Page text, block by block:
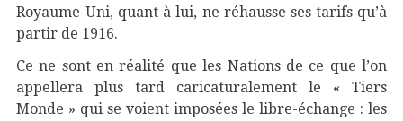
Royaume-Uni, quant à lui, ne réhausse ses tarifs qu’à
partir de 1916.
Ce ne sont en réalité que les Nations de ce que l’on
appellera plus tard caricaturalement le « Tiers
Monde » qui se voient imposées le libre-échange : les